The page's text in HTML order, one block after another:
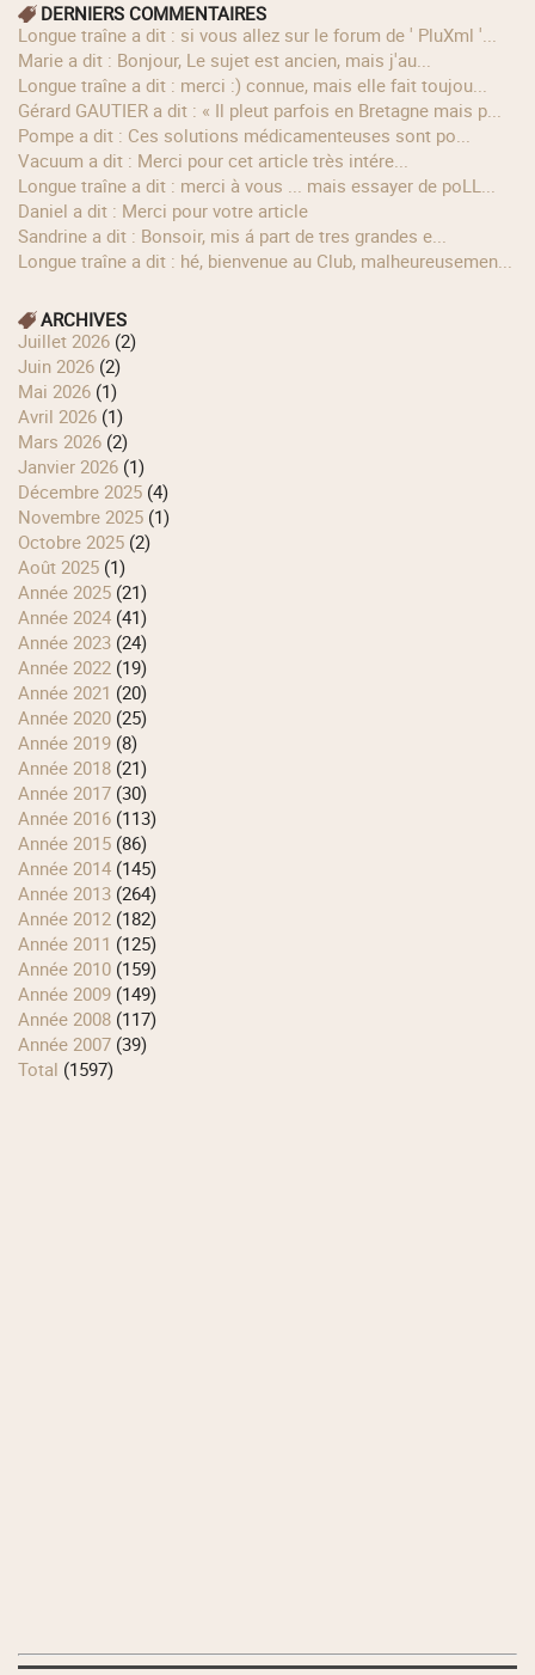
DERNIERS COMMENTAIRES
longue traîne a dit : si vous allez sur le forum de ' PluXml '...
Marie a dit : Bonjour, Le sujet est ancien, mais j'au...
longue traîne a dit : merci :) connue, mais elle fait toujou...
Gérard GAUTIER a dit : « Il pleut parfois en Bretagne mais p...
Pompe a dit : Ces solutions médicamenteuses sont po...
Vacuum a dit : Merci pour cet article très intére...
longue traîne a dit : merci à vous ... mais essayer de poLL...
Daniel a dit : Merci pour votre article
Sandrine a dit : Bonsoir, mis á part de tres grandes e...
longue traîne a dit : hé, bienvenue au Club, malheureusemen...
ARCHIVES
juillet 2026 (2)
juin 2026 (2)
mai 2026 (1)
avril 2026 (1)
mars 2026 (2)
janvier 2026 (1)
décembre 2025 (4)
novembre 2025 (1)
octobre 2025 (2)
août 2025 (1)
année 2025 (21)
année 2024 (41)
année 2023 (24)
année 2022 (19)
année 2021 (20)
année 2020 (25)
année 2019 (8)
année 2018 (21)
année 2017 (30)
année 2016 (113)
année 2015 (86)
année 2014 (145)
année 2013 (264)
année 2012 (182)
année 2011 (125)
année 2010 (159)
année 2009 (149)
année 2008 (117)
année 2007 (39)
total (1597)